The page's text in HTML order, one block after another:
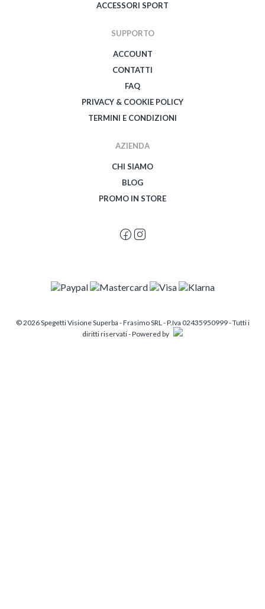
ACCESSORI SPORT
SUPPORTO
ACCOUNT
CONTATTI
FAQ
PRIVACY & COOKIE POLICY
TERMINI E CONDIZIONI
AZIENDA
CHI SIAMO
BLOG
PROMO IN STORE
© 2026 Spegetti Visione Superba - Frasimo SRL - P.Iva 02435950999 - Tutti i
diritti riservati - Powered by